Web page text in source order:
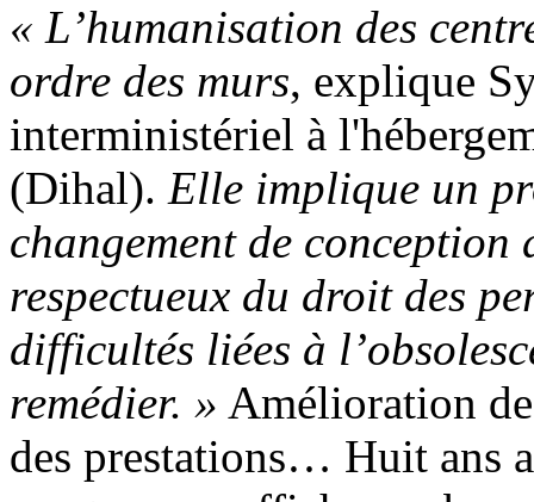
« L’humanisation des
ordre des murs, explique
interministériel à
(Dihal). Elle implique un
changement de conception
respectueux du droit des
difficultés liées à
remédier. » Amélioration
des prestations… Huit ans